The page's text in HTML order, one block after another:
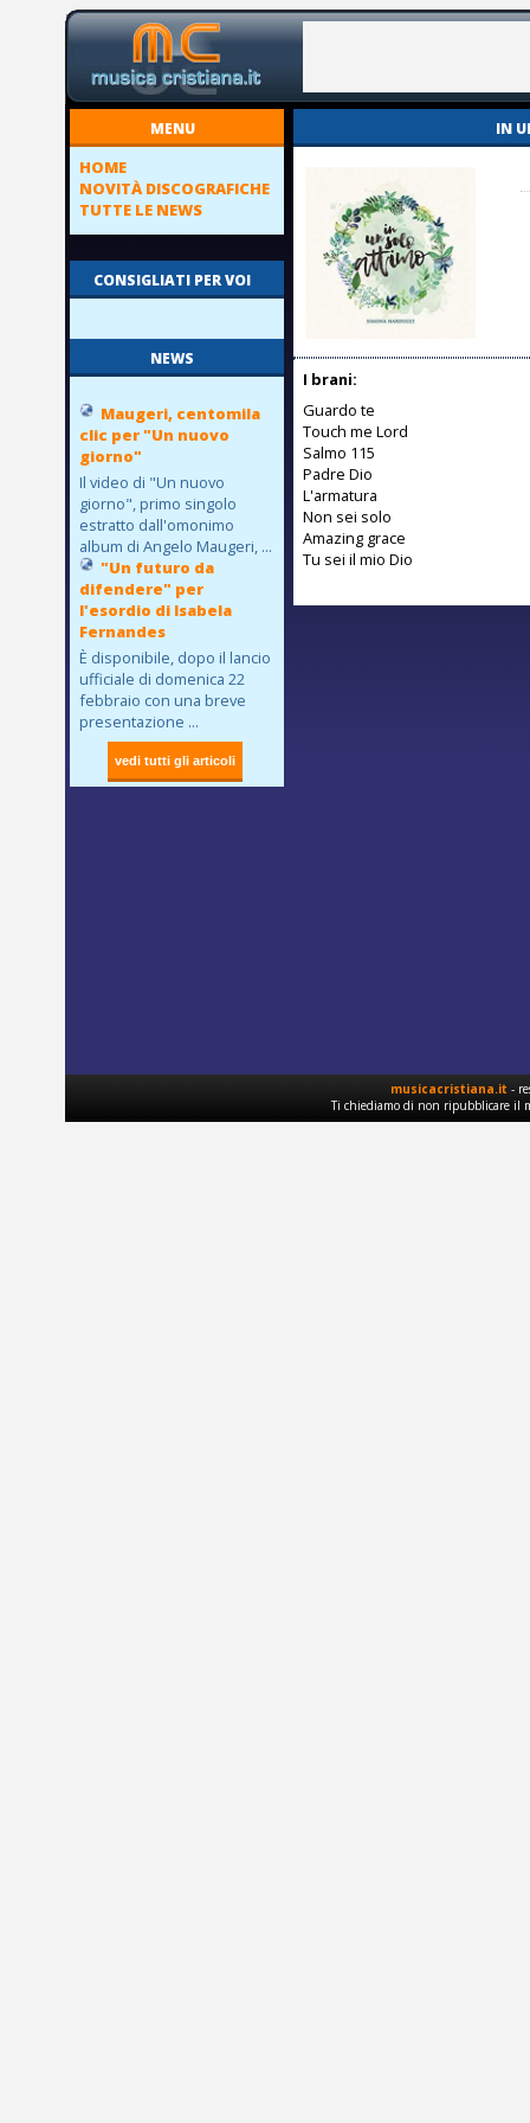
MENU
HOME
NOVITÀ DISCOGRAFICHE
TUTTE LE NEWS
CONSIGLIATI PER VOI
NEWS
Maugeri, centomila
clic per "Un nuovo
giorno"
Il video di "Un nuovo
giorno", primo singolo
estratto dall'omonimo
album di Angelo Maugeri, ...
"Un futuro da
difendere" per
l'esordio di Isabela
Fernandes
È disponibile, dopo il lancio
ufficiale di domenica 22
febbraio con una breve
presentazione ...
IN
I brani:
Guardo te
Touch me Lord
Salmo 115
Padre Dio
L'armatura
Non sei solo
Amazing grace
Tu sei il mio Dio
musicacristiana.it -
Ti chiediamo di non ripubblicare il